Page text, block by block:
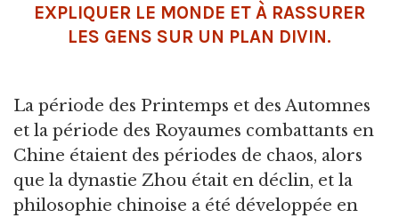
EXPLIQUER LE MONDE ET À RASSURER
LES GENS SUR UN PLAN DIVIN.
La période des Printemps et des Automnes
et la période des Royaumes combattants en
Chine étaient des périodes de chaos, alors
que la dynastie Zhou était en déclin, et la
philosophie chinoise a été développée en